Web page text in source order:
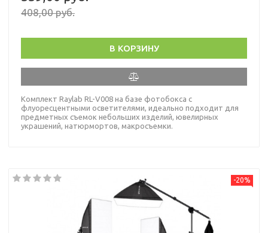
408,00 руб.
В КОРЗИНУ
Комплект Raylab RL-V008 на базе фотобокса с
флуоресцентными осветителями, идеально подходит для
предметных съемок небольших изделий, ювелирных
украшений, натюрмортов, макросъемки.
-20%